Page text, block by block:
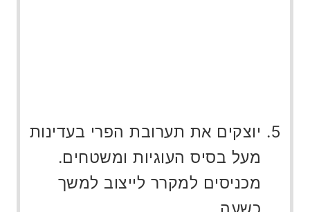
יוצקים את תערובת הפרי בעדינות
מעל בסיס העוגיות ומשטחים.
מכניסים למקרר לייצוב למשך